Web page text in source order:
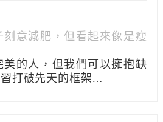
刻意減肥，但看起來像是瘦
美的人，但我們可以擁抱缺
打破先天的框架…